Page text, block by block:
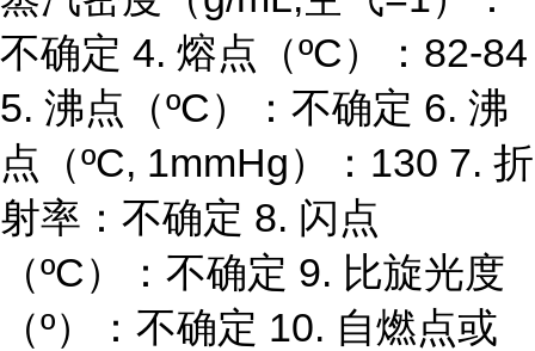
不确定 4. 熔点（ºC）：82-84
5. 沸点（ºC）：不确定 6. 沸
点（ºC, 1mmHg）：130 7. 折
射率：不确定 8. 闪点
（ºC）：不确定 9. 比旋光度
（º）：不确定 10. 自燃点或